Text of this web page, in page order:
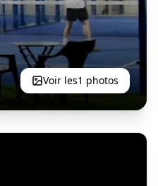
Voir les1 photos